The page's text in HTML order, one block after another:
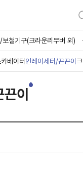
보철기구(크라운리무버 외)
베이터 인레이세터/끈끈이
이